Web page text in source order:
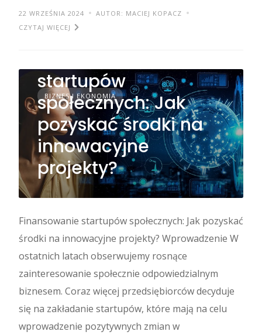
22 WRZEŚNIA 2024
AUTOR: MACIEJ KOPACZ
CZYTAJ WIĘCEJ
BIZNES I EKONOMIA
startupów
społecznych: Jak
pozyskać środki na
innowacyjne
projekty?
Finansowanie startupów społecznych: Jak pozyskać
środki na innowacyjne projekty? Wprowadzenie W
ostatnich latach obserwujemy rosnące
zainteresowanie społecznie odpowiedzialnym
biznesem. Coraz więcej przedsiębiorców decyduje
się na zakładanie startupów, które mają na celu
wprowadzenie pozytywnych zmian w